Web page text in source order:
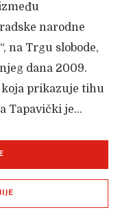
narodne
na Trgu slobode,
dana 2009.
prikazuje tihu
Tapavički je...